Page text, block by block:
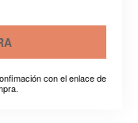
con el enlace de